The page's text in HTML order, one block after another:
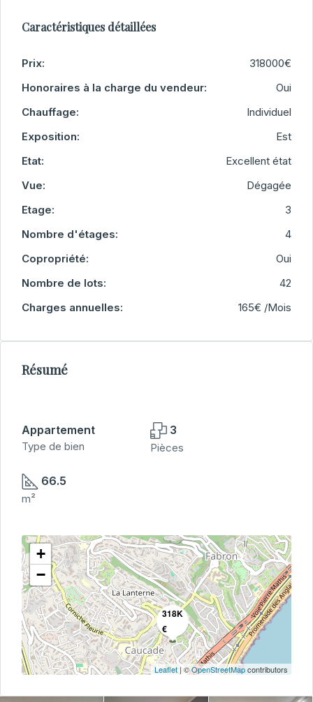
Caractéristiques détaillées
Prix:
318000€
Honoraires à la charge du vendeur:
Oui
Chauffage:
Individuel
Exposition:
Est
Etat:
Excellent état
Vue:
Dégagée
Etage:
3
Nombre d'étages:
4
Copropriété:
Oui
Nombre de lots:
42
Charges annuelles:
165€ /Mois
Résumé
Appartement
Type de bien
3
Pièces
66.5
m²
318K
€
+
−
Leaflet| ©OpenStreetMapcontributors